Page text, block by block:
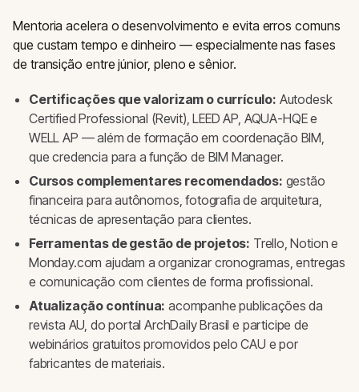
Mentoria acelera o desenvolvimento e evita erros comuns
que custam tempo e dinheiro — especialmente nas fases
de transição entre júnior, pleno e sênior.
Certificações que valorizam o currículo: Autodesk
Certified Professional (Revit), LEED AP, AQUA-HQE e
WELL AP — além de formação em coordenação BIM,
que credencia para a função de BIM Manager.
Cursos complementares recomendados: gestão
financeira para autônomos, fotografia de arquitetura,
técnicas de apresentação para clientes.
Ferramentas de gestão de projetos: Trello, Notion e
Monday.com ajudam a organizar cronogramas, entregas
e comunicação com clientes de forma profissional.
Atualização contínua: acompanhe publicações da
revista AU, do portal ArchDaily Brasil e participe de
webinários gratuitos promovidos pelo CAU e por
fabricantes de materiais.